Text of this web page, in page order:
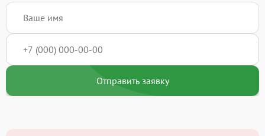
Отправить заявку